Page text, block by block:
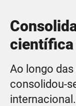
científica
Ao longo
consolidou-